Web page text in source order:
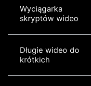
Wyciągarka
skryptów wideo
Długie wideo do
krótkich